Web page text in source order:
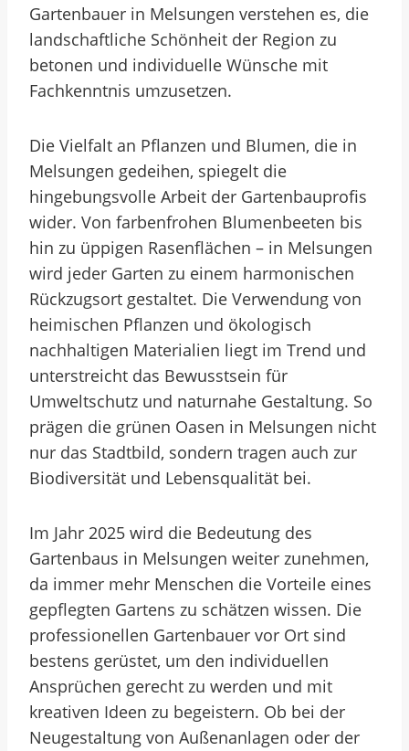
Gartenbauer in Melsungen verstehen es, die
landschaftliche Schönheit der Region zu
betonen und individuelle Wünsche mit
Fachkenntnis umzusetzen.
Die Vielfalt an Pflanzen und Blumen, die in
Melsungen gedeihen, spiegelt die
hingebungsvolle Arbeit der Gartenbauprofis
wider. Von farbenfrohen Blumenbeeten bis
hin zu üppigen Rasenflächen – in Melsungen
wird jeder Garten zu einem harmonischen
Rückzugsort gestaltet. Die Verwendung von
heimischen Pflanzen und ökologisch
nachhaltigen Materialien liegt im Trend und
unterstreicht das Bewusstsein für
Umweltschutz und naturnahe Gestaltung. So
prägen die grünen Oasen in Melsungen nicht
nur das Stadtbild, sondern tragen auch zur
Biodiversität und Lebensqualität bei.
Im Jahr 2025 wird die Bedeutung des
Gartenbaus in Melsungen weiter zunehmen,
da immer mehr Menschen die Vorteile eines
gepflegten Gartens zu schätzen wissen. Die
professionellen Gartenbauer vor Ort sind
bestens gerüstet, um den individuellen
Ansprüchen gerecht zu werden und mit
kreativen Ideen zu begeistern. Ob bei der
Neugestaltung von Außenanlagen oder der